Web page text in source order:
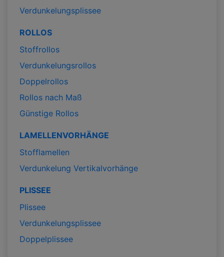
Verdunkelungsplissee
ROLLOS
Stoffrollos
Verdunkelungsrollos
Doppelrollos
Rollos nach Maß
Günstige Rollos
LAMELLENVORHÄNGE
Stofflamellen
Verdunkelung Vertikalvorhänge
PLISSEE
Plissee
Verdunkelungsplissee
Doppelplissee